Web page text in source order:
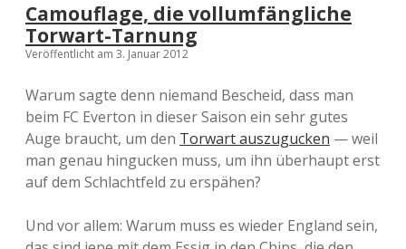
Camouflage, die vollumfängliche
Torwart-Tarnung
Veröffentlicht am 3. Januar 2012
Warum sagte denn niemand Bescheid, dass man
beim FC Everton in dieser Saison ein sehr gutes
Auge braucht, um den Torwart auszugucken — weil
man genau hingucken muss, um ihn überhaupt erst
auf dem Schlachtfeld zu erspähen?
Und vor allem: Warum muss es wieder England sein,